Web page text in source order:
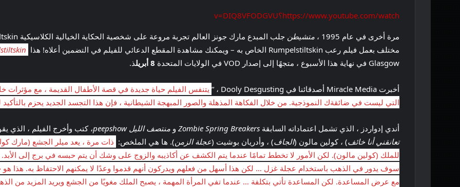
https://www.youtube.com/watch؟v=DIQ8VFODGVU
مرة أخرى في عام 1995 ، متشيطن
مختلف بعمل فيلم رعب Rumpelstiltskin الخاص به – ويمكنك مشاهدة المقطع الدعائي للفيلم في التضمين أعلاه! هذا
Glasgow في نهاية هذا الأسبوع ، متجهًا إلى إصدار VOD في الولايات المتحدة
8 أبريل ذ.
أخبرت Miracle Media أصدقائنا في Dooly Desgusting ، “
يتنفس الفيلم حياة جديدة في قصة الأطفال القديمة ، مع مؤثرات
التي ليست في ضائقةك النموذجية. من خلال الفكاهة المذهلة والصور المبهجة الشيطانية ، فإن هذا التجسد الجديد يحزم
أندي إدواردز ، الذي تشمل اعتماداته السابقة Zombie Spring Breakers و منتصف الليل peepshow ، كتب وأخرج الفيلم ، الذي
تعانقني أنا خائف) ، كولين مالون (الجاف) ، وأدريان بوشيت (عجلة الزمن). ها هي الملخص: ذات مرة ، يعد ميلر الجشع (مارك
سوف يدور في الذهب باستخدام عجلة غزل … لكن هذا أسهل من فعلهم ويدركون أنهم قدموا وعدًا لا يمكنهم الاحتفاظ به.
مع عرض المساعدة. لكن المساعدة تأتي بتكلفة … عندما تفي المرأة المهمة ، يصبح الملك مغويًا من الجشع ويريد المزيد من